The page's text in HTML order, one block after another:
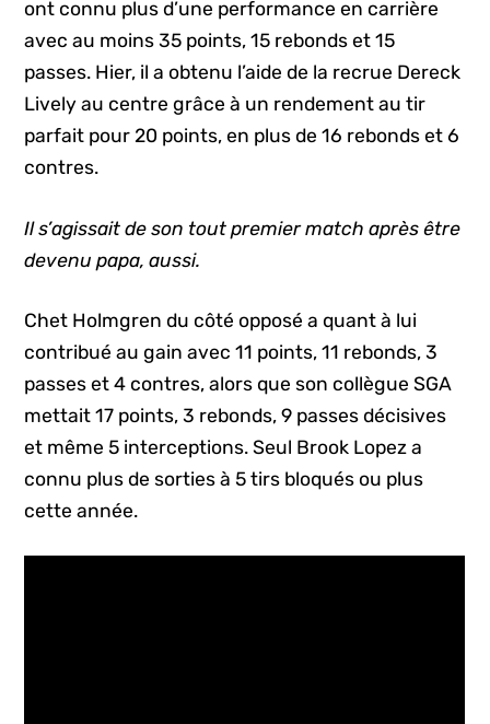
ont connu plus d’une performance en carrière
avec au moins 35 points, 15 rebonds et 15
passes. Hier, il a obtenu l’aide de la recrue Dereck
Lively au centre grâce à un rendement au tir
parfait pour 20 points, en plus de 16 rebonds et 6
contres.
Il s’agissait de son tout premier match après être
devenu papa, aussi.
Chet Holmgren du côté opposé a quant à lui
contribué au gain avec 11 points, 11 rebonds, 3
passes et 4 contres, alors que son collègue SGA
mettait 17 points, 3 rebonds, 9 passes décisives
et même 5 interceptions. Seul Brook Lopez a
connu plus de sorties à 5 tirs bloqués ou plus
cette année.